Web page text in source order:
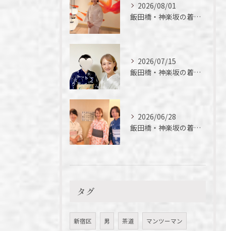
2026/08/01
飯田橋・神楽坂の着付け教室｜夏の着物の魅力
2026/07/15
飯田橋・神楽坂の着付け教室｜短期間でここまでできる！徒さん実例ご紹介
2026/06/28
飯田橋・神楽坂の着付け教室｜今年初の浴衣、落語を楽しんできました
タグ
新宿区 男 茶道 マンツーマン